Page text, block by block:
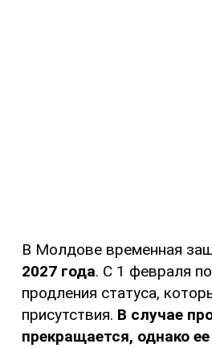
В Молдове временная
2027 года. С 1 февраля
продления статуса,
присутствия. В случае
прекращается, однако